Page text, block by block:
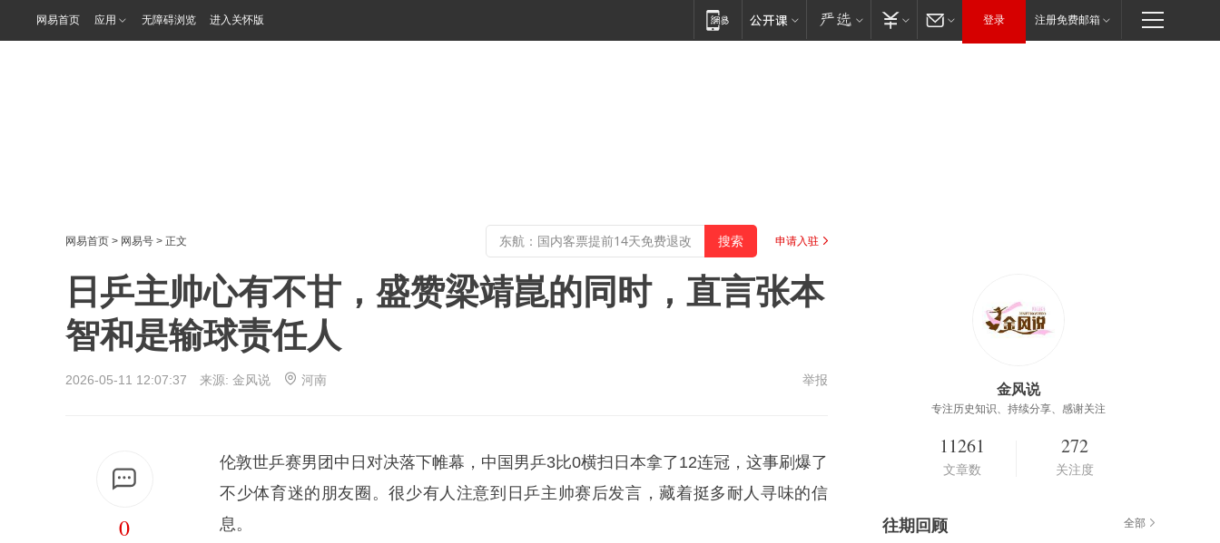
网易首页 应用 无障碍浏览 进入关怀版 登录 注册免费邮箱
网易首页 > 网易号 > 正文 申请入驻
日乒主帅心有不甘，盛赞梁靖崑的同时，直言张本
智和是输球责任人
2026-05-11 12:07:37 来源: 金风说 河南 举报
0
伦敦世乒赛男团中日对决落下帷幕，中国男乒3比0横扫日本拿了12连冠，这事刷爆了
不少体育迷的朋友圈。很少有人注意到日乒主帅赛后发言，藏着挺多耐人寻味的信
息。
金风说
专注历史知识、持续分享、感谢关注
11261
文章数
272
关注度
往期回顾 全部